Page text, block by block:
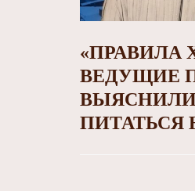
«ПРАВИЛА
ВЕДУЩИЕ
ПИТАТЬСЯ